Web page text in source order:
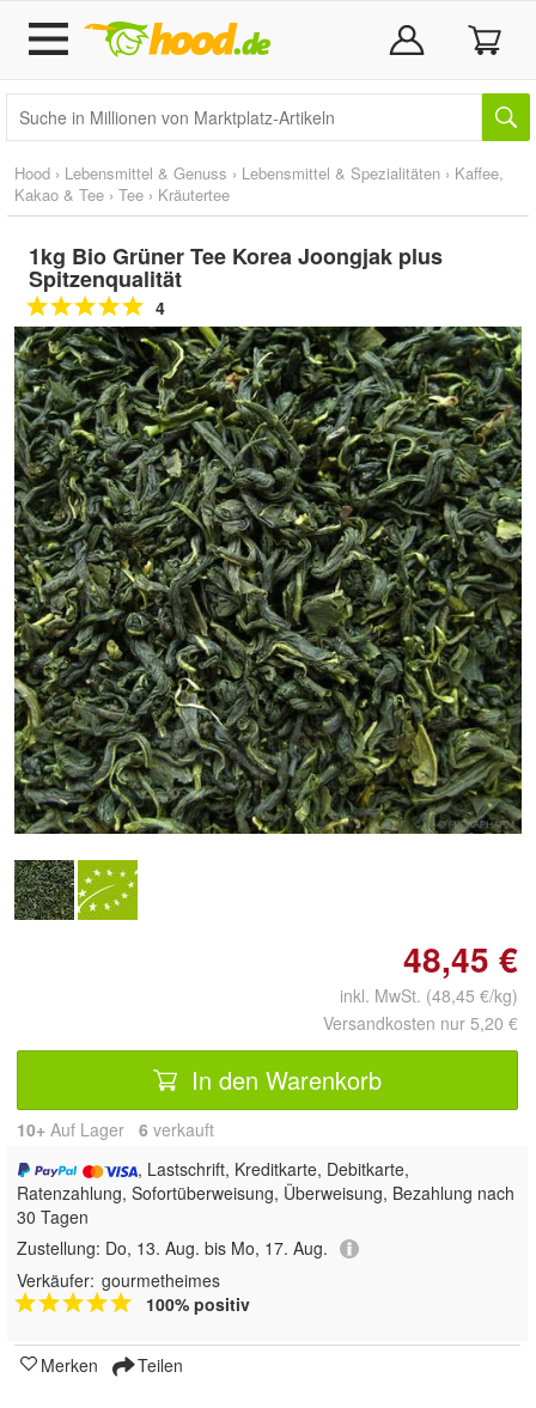
Hood › Lebensmittel & Genuss › Lebensmittel & Spezialitäten › Kaffee,
Kakao & Tee › Tee › Kräutertee
1kg Bio Grüner Tee Korea Joongjak plus
Spitzenqualität
4
48,45 €
inkl. MwSt. (48,45 €/kg)
Versandkosten nur 5,20 €
In den Warenkorb
10+ Auf Lager 6 verkauft
, Lastschrift, Kreditkarte, Debitkarte,
Ratenzahlung, Sofortüberweisung, Überweisung, Bezahlung nach
30 Tagen
Zustellung: Do, 13. Aug. bis Mo, 17. Aug.
Verkäufer: gourmetheimes
100% positiv
Merken Teilen